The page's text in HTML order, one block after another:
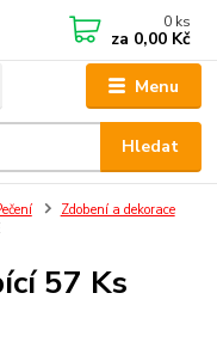
Menu
Hledat
0 ks
za 0,00 Kč
Zdobení a dekorace
57 Ks